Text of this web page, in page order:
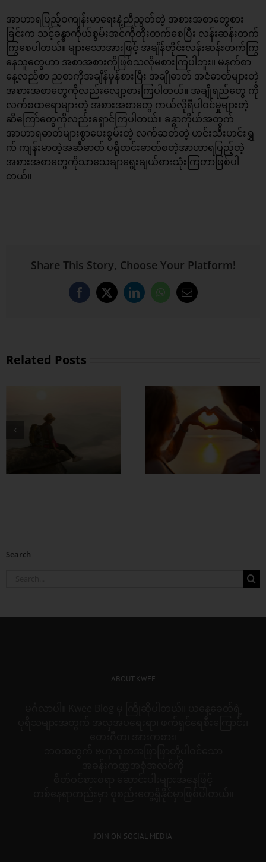
အာဟာရပြည့်ဝကျန်းမာရေးနဲ့ညီညွတ်တဲ့ အစားအစာတွေစား
ခြင်းက သင့်ခန္ဓာကိုယ်စွမ်းအင်ကိုတိုးတက်စေပြီး လန်းဆန်းတက်
ကြွစေပါတယ်။ များသောအားဖြင့် အချိန်တိုင်းလန်းဆန်းတက်ကြွ
နေသူတွေဟာ အစာအစားကိုဖြစ်သလိုမစားကြပါဘူး။ မနက်စာ
နေ့လည်စာ ညစာကိုအချိန်မှန်စားပြီး အချိုဓာတ် အငံဓာတ်များတဲ့
အစားအစာတွေကိုလည်းလျော့စားကြပါတယ်။ အချိုရည်တွေ ကို
လက်စထရောများတဲ့ အစားအစာတွေ ကယ်လိုရီပါဝင်မှုများတဲ့
ဆီကြော်တွေကိုလည်းရှောင်ကြပါတယ်။ ခန္ဓာကိုယ်အတွက်
အာဟာရဓာတ်များစွာပေးစွမ်းတဲ့ လက်ဆတ်တဲ့ ဟင်းသီးဟင်းရွှ
က် ကျန်းမာတဲ့အဆီဓာတ် ပရိုတင်းဓာတ်စတဲ့အာဟာရပြည့်တဲ့
အစားအစာတွေကိုသာသေချာရွေးချယ်စားသုံးကြတာဖြစ်ပါ
တယ်။
Share This Story, Choose Your Platform!
Facebook
X LinkedInWhatsApp
Email
Related Posts
အချစ်တွေ ပိုတိုးလာ
Search
ABOUT KWEE
JOIN ON SOCIAL MEDIA